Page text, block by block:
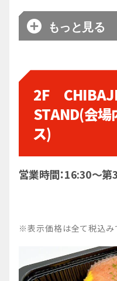
もっと見る
食べてみて！！
原修太「ハラーニ
1,300円
2F
STAND(会場
ス)
営業時間：16:30～第
※表示価格は全て税込み